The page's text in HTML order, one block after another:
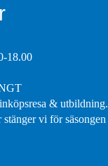
18.00
& utbildning.
vi för säsongen